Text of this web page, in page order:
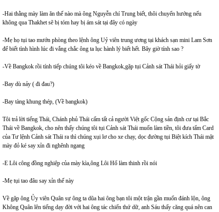
-Hai thằng mày làm ăn thế nào mà ông Nguyễn chí Trung biết, thôi chuyển hướng nếu
không qua Thakhet sẽ bị tóm hay bị ám sát tại đây có ngày
-Mẹ họ tụi tao mướn phòng theo lệnh ông Uỷ viên trung ương tại khách sạn mini Lam Sơn
để biết tình hình lúc đi vắng chắc ông ta lục hành lý biết hết. Bây giờ tính sao ?
-Về Bangkok rồi tính tiếp chúng tôi kéo về Bangkok,gặp tụi Cảnh sát Thái hỏi giấy tờ
-Bay dù nảy ( đi đau?)
-Bay tàng khung thép, (Về bangkok)
Tôi trả lời tiếng Thái, Chánh phủ Thái cấm tất cả người Việt gốc Cộng sản định cư tại Bắc
Thái về Bangkok, cho nên thấy chúng tôi tụi Cảnh sát Thái muốn làm tiền, tôi đưa tấm Card
của Tư lệnh Cảnh sát Thái ra thì chúng xụi lơ cho xe chạy, dọc đường tụi Biệt kích Thái mặt
mày đỏ ké say xỉn đi nghênh ngang
-E Lôi công đồng nghiệp của mày kìa,ông Lôi Hổ làm thinh rồi nói
-Mẹ tụi tao đâu say xỉn thế này
Về gặp ông Ủy viên Quân sự ông ta dũa hai ông bạn tôi một trận gần muốn đánh lộn, ông
Không Quân lên tiếng dạy đời với hai ông tác chiến thứ dữ, anh Sáu thấy căng quá nên can